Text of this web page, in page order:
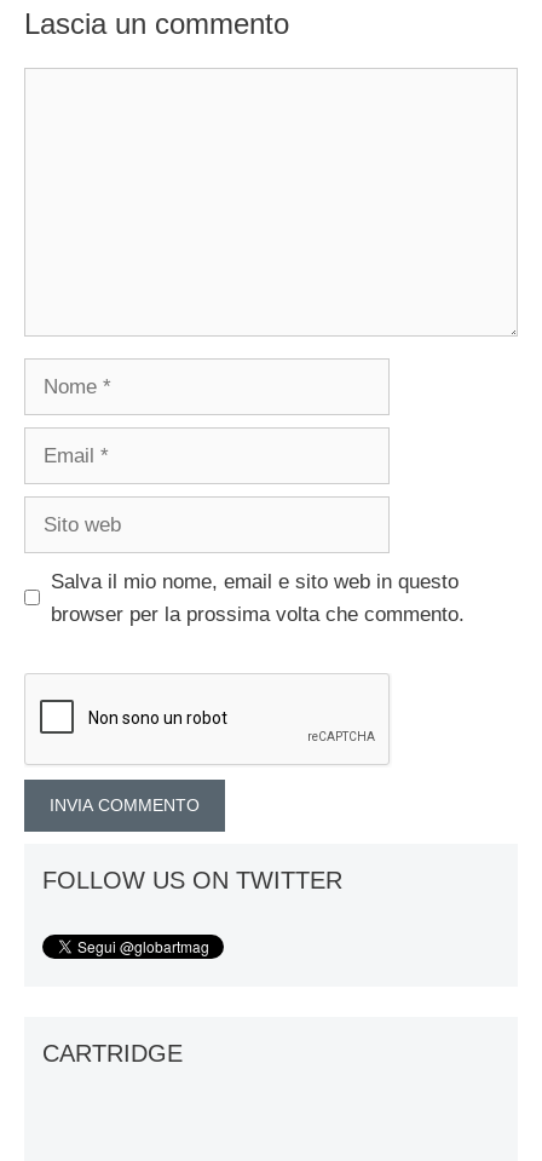
Lascia un commento
Salva il mio nome, email e sito web in questo
browser per la prossima volta che commento.
FOLLOW US ON TWITTER
CARTRIDGE